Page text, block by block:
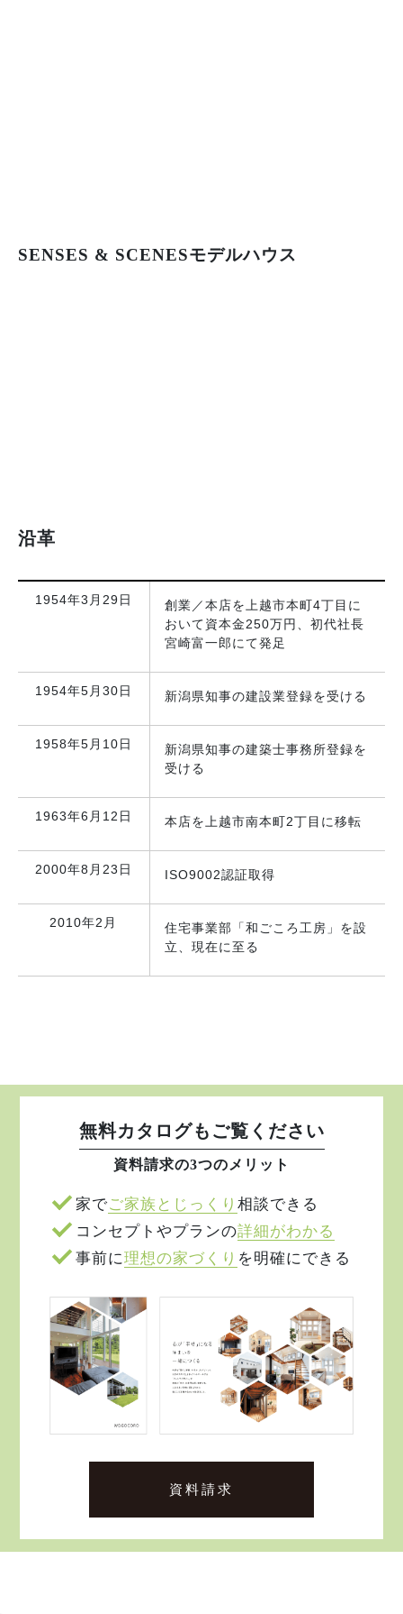
SENSES & SCENESモデルハウス
沿革
1954年3月29日
創業／本店を上越市本町4丁目に
おいて資本金250万円、初代社長
宮崎富一郎にて発足
1954年5月30日 新潟県知事の建設業登録を受ける
1958年5月10日
新潟県知事の建築士事務所登録を
受ける
1963年6月12日 本店を上越市南本町2丁目に移転
2000年8月23日 ISO9002認証取得
2010年2月
住宅事業部「和ごころ工房」を設
立、現在に至る
無料カタログもご覧ください
資料請求の3つのメリット
家でご家族とじっくり 相談できる
コンセプトやプランの詳細がわかる
事前に理想の家づくり を明確にできる
資料請求